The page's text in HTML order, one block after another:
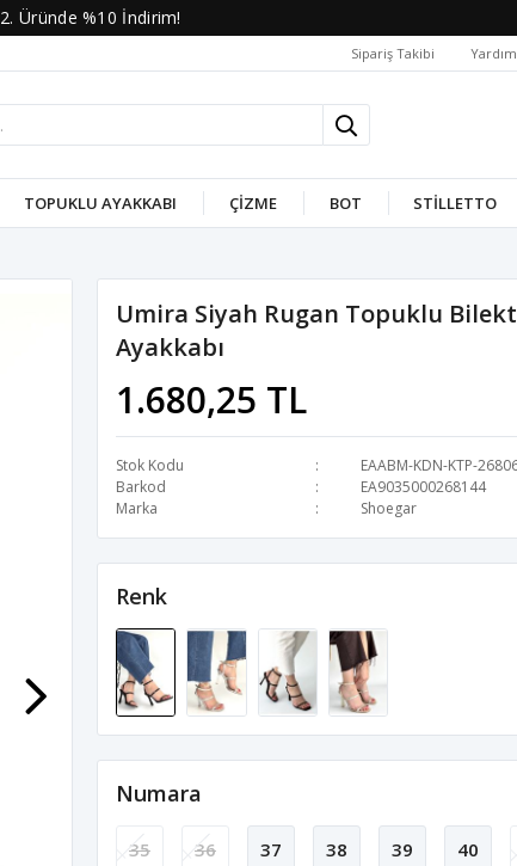
2. Üründe %10 İndirim!
Sipariş Takibi Yardım
TOPUKLU AYAKKABI ÇIZME BOT STILLETTO
Umira Siyah Rugan Topuklu
Ayakkabı
1.680,25 TL
Stok Kodu
EAABM-KDN-KTP-
Barkod
EA9035000268144
Marka
Shoegar
Renk
Numara
35 36 37 38 39 40